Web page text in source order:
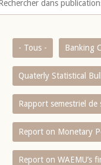
- Tous - Banking
Quaterly Statistical
Rapport semestriel de
Report on Monetary
Report on WAEMU’s